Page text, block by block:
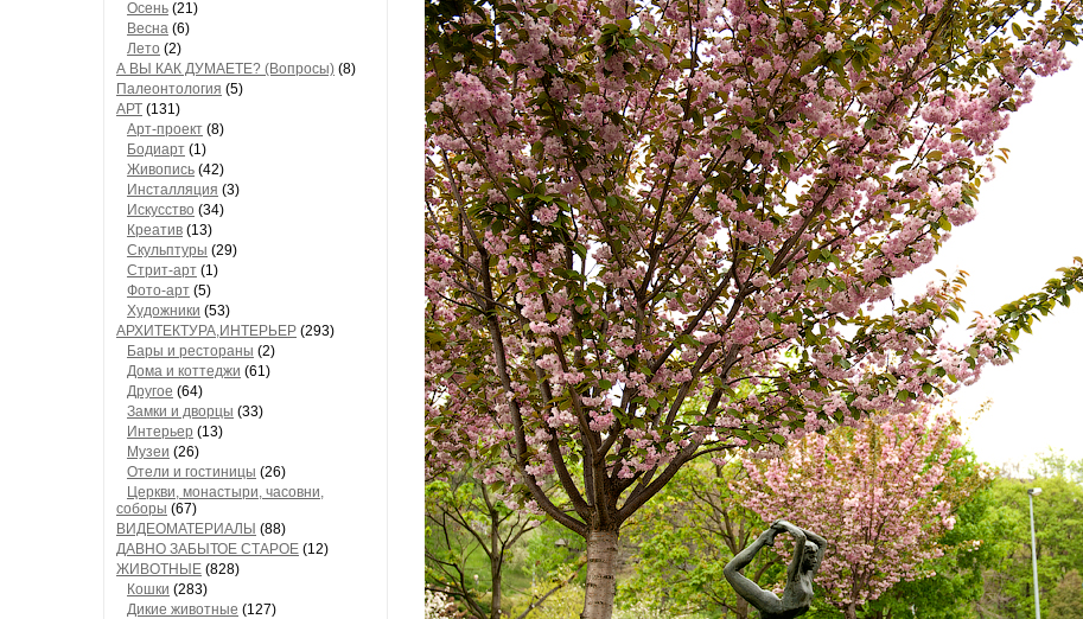
Осень (21)
Весна (6)
Лето (2)
А ВЫ КАК ДУМАЕТЕ? (Вопросы) (8)
Палеонтология (5)
АРТ (131)
Арт-проект (8)
Бодиарт (1)
Живопись (42)
Инсталляция (3)
Искусство (34)
Креатив (13)
Скульптуры (29)
Стрит-арт (1)
Фото-арт (5)
Художники (53)
АРХИТЕКТУРА,ИНТЕРЬЕР (293)
Бары и рестораны (2)
Дома и коттеджи (61)
Другое (64)
Замки и дворцы (33)
Интерьер (13)
Музеи (26)
Отели и гостиницы (26)
Церкви, монастыри, часовни,
соборы (67)
ВИДЕОМАТЕРИАЛЫ (88)
ДАВНО ЗАБЫТОЕ СТАРОЕ (12)
ЖИВОТНЫЕ (828)
Кошки (283)
Дикие животные (127)